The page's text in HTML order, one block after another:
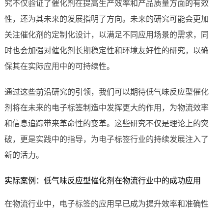
究不仅验证了催化剂在提高生产效率和产品质量方面的有效
性，还为其未来的发展指明了方向。未来的研究可能会更加
关注催化剂的定制化设计，以满足不同应用场景的需求，同
时也会加强对催化剂长期稳定性和环境友好性的研究，以确
保其在实际应用中的可持续性。
通过这些前沿研究的引领，我们可以期待低气味反应型催化
剂将在未来的电子标签制造中发挥更大的作用，为物流效率
和信息追踪带来革命性的变革。这些研究不仅是理论上的突
破，更是实践中的指导，为电子标签行业的持续发展注入了
新的活力。
实际案例：低气味反应型催化剂在物流行业中的成功应用
在物流行业中，电子标签的应用早已成为提升效率和准确性